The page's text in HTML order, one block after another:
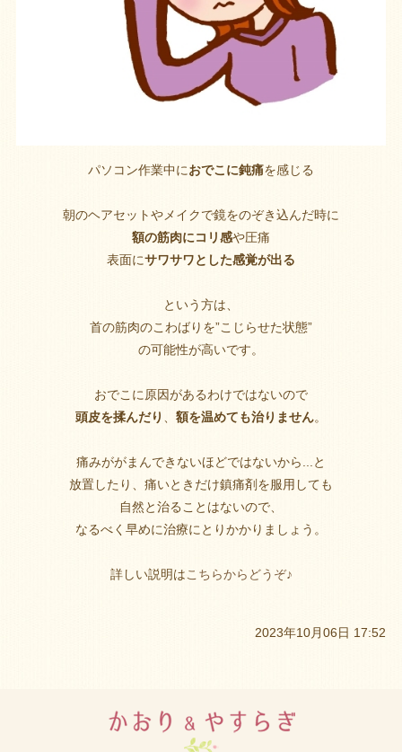
パソコン作業中におでこに鈍痛を感じる
朝のヘアセットやメイクで鏡をのぞき込んだ時に
額の筋肉にコリ感や圧痛
表面にサワサワとした感覚が出る
という方は、
首の筋肉のこわばりを”こじらせた状態”
の可能性が高いです。
おでこに原因があるわけではないので
頭皮を揉んだり
額を温めても治りません。
痛みががまんできないほどではないから...と
放置したり、痛いときだけ鎮痛剤を服用しても
自然と治ることはないので、
なるべく早めに治療にとりかかりましょう。
詳しい説明はこちらからどうぞ♪
2023年10月06日 17:52